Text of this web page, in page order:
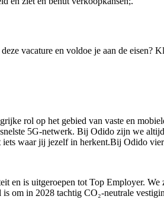
vacature en voldoe je aan de
rol op het gebied van vaste en
5G-netwerk. Bij Odido zijn we
waar jij jezelf in herkent.Bij Odido
en is uitgeroepen tot Top Employer.
om in 2028 tachtig CO₂-neutrale